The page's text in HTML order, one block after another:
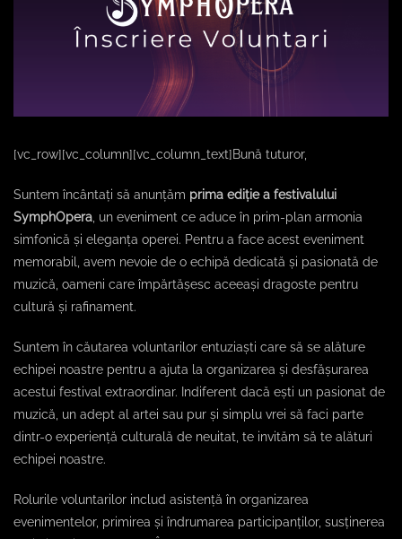
[vc_row][vc_column][vc_column_text]Bună tuturor,
Suntem încântați să anunțăm prima ediție a festivalului
SymphOpera, un eveniment ce aduce în prim-plan armonia
simfonică și eleganța operei. Pentru a face acest eveniment
memorabil, avem nevoie de o echipă dedicată și pasionată de
muzică, oameni care împărtășesc aceeași dragoste pentru
cultură și rafinament.
Suntem în căutarea voluntarilor entuziaști care să se alăture
echipei noastre pentru a ajuta la organizarea și desfășurarea
acestui festival extraordinar. Indiferent dacă ești un pasionat de
muzică, un adept al artei sau pur și simplu vrei să faci parte
dintr-o experiență culturală de neuitat, te invităm să te alături
echipei noastre.
Rolurile voluntarilor includ asistență în organizarea
evenimentelor, primirea și îndrumarea participanților, susținerea